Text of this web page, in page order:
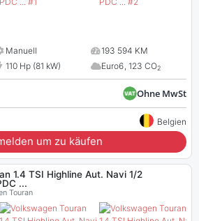
Manuell
193 594 KM
110 Hp (81 kW) Euro6, 123 CO2
Ohne MwSt
Belgien
um zu käufen
1.4 TSI Highline Aut. Navi 1/2
...
Touran